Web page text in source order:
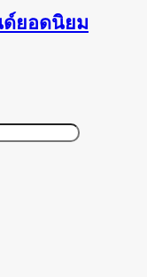
ยอดนิยม